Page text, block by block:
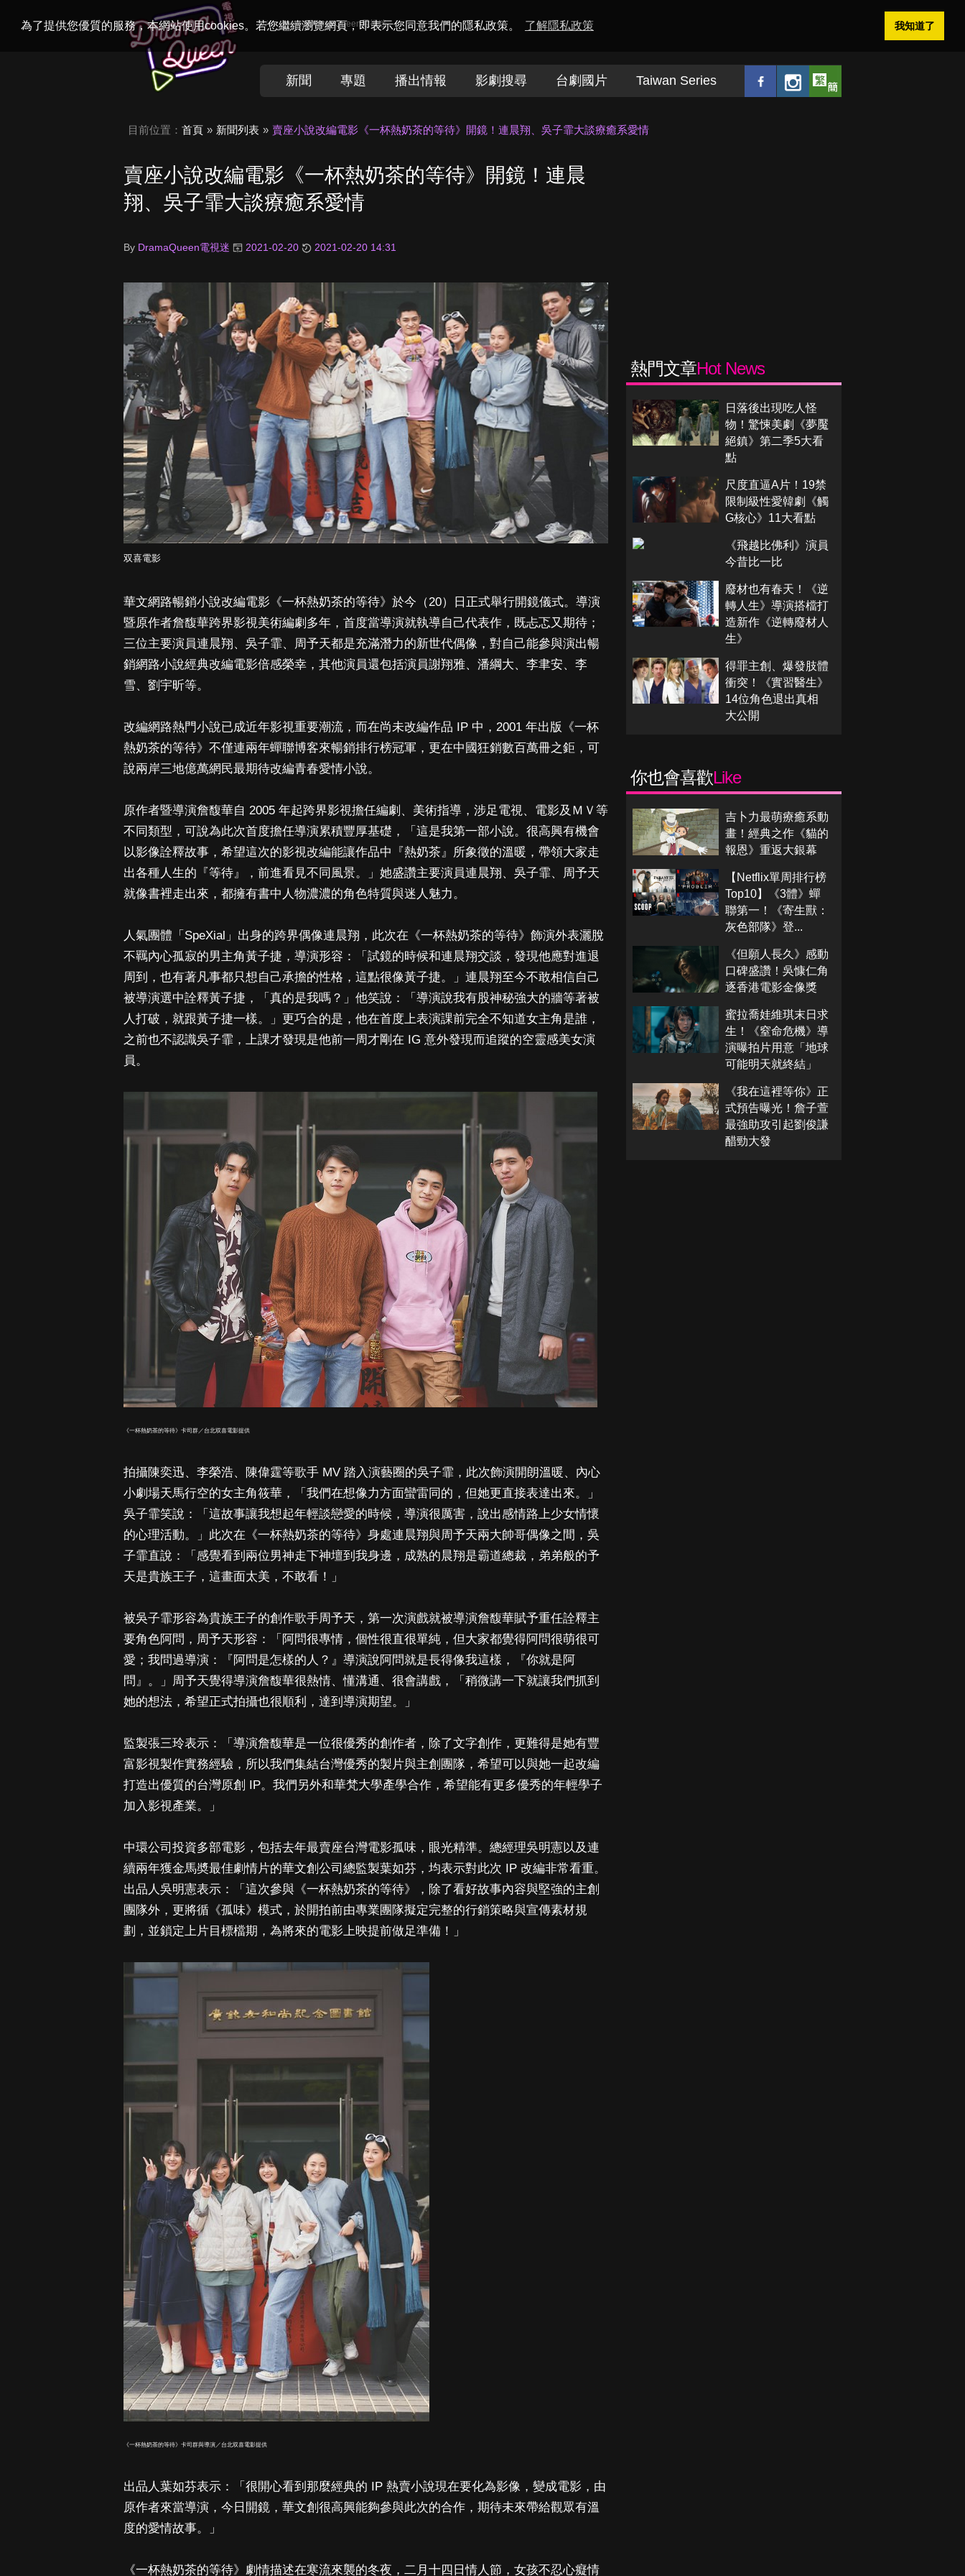
為了提供您優質的服務，本網站使用cookies。若您繼續瀏覽網頁，即表示您同意我們的隱私政策。 了解隱私政策 我知道了
Welcome toDramaQueen電視迷
新聞 專題 播出情報 影劇搜尋 台劇國片 Taiwan Series
目前位置： 首頁 新聞列表 賣座小說改編電影《一杯熱奶茶的等待》開鏡！連晨翔、吳子霏大談療癒系愛情
賣座小說改編電影《一杯熱奶茶的等待》開鏡！連晨
翔、吳子霏大談療癒系愛情
By DramaQueen電視迷 2021-02-20 2021-02-20 14:31
双喜電影
華文網路暢銷小說改編電影《一杯熱奶茶的等待》於今（20）日正式舉行開鏡儀式。導演
暨原作者詹馥華跨界影視美術編劇多年，首度當導演就執導自己代表作，既忐忑又期待；
三位主要演員連晨翔、吳子霏、周予天都是充滿潛力的新世代偶像，對自己能參與演出暢
銷網路小說經典改編電影倍感榮幸，其他演員還包括演員謝翔雅、潘綱大、李聿安、李
雪、劉宇昕等。
改編網路熱門小說已成近年影視重要潮流，而在尚未改編作品 IP 中，2001 年出版《一杯
熱奶茶的等待》不僅連兩年蟬聯博客來暢銷排行榜冠軍，更在中國狂銷數百萬冊之鉅，可
說兩岸三地億萬網民最期待改編青春愛情小說。
原作者暨導演詹馥華自 2005 年起跨界影視擔任編劇、美術指導，涉足電視、電影及ＭＶ等
不同類型，可說為此次首度擔任導演累積豐厚基礎，「這是我第一部小說。很高興有機會
以影像詮釋故事，希望這次的影視改編能讓作品中『熱奶茶』所象徵的溫暖，帶領大家走
出各種人生的『等待』，前進看見不同風景。」她盛讚主要演員連晨翔、吳子霏、周予天
就像書裡走出來，都擁有書中人物濃濃的角色特質與迷人魅力。
人氣團體「SpeXial」出身的跨界偶像連晨翔，此次在《一杯熱奶茶的等待》飾演外表灑脫
不羈內心孤寂的男主角黃子捷，導演形容：「試鏡的時候和連晨翔交談，發現他應對進退
周到，也有著凡事都只想自己承擔的性格，這點很像黃子捷。」連晨翔至今不敢相信自己
被導演選中詮釋黃子捷，「真的是我嗎？」他笑說：「導演說我有股神秘強大的牆等著被
人打破，就跟黃子捷一樣。」更巧合的是，他在首度上表演課前完全不知道女主角是誰，
之前也不認識吳子霏，上課才發現是他前一周才剛在 IG 意外發現而追蹤的空靈感美女演
員。
《一杯熱奶茶的等待》卡司群／台北双喜電影提供
拍攝陳奕迅、李榮浩、陳偉霆等歌手 MV 踏入演藝圈的吳子霏，此次飾演開朗溫暖、內心
小劇場天馬行空的女主角筱華，「我們在想像力方面蠻雷同的，但她更直接表達出來。」
吳子霏笑說：「這故事讓我想起年輕談戀愛的時候，導演很厲害，說出感情路上少女情懷
的心理活動。」此次在《一杯熱奶茶的等待》身處連晨翔與周予天兩大帥哥偶像之間，吳
子霏直說：「感覺看到兩位男神走下神壇到我身邊，成熟的晨翔是霸道總裁，弟弟般的予
天是貴族王子，這畫面太美，不敢看！」
被吳子霏形容為貴族王子的創作歌手周予天，第一次演戲就被導演詹馥華賦予重任詮釋主
要角色阿問，周予天形容：「阿問很專情，個性很直很單純，但大家都覺得阿問很萌很可
愛；我問過導演：『阿問是怎樣的人？』導演說阿問就是長得像我這樣，『你就是阿
問』。」周予天覺得導演詹馥華很熱情、懂溝通、很會講戲，「稍微講一下就讓我們抓到
她的想法，希望正式拍攝也很順利，達到導演期望。」
監製張三玲表示：「導演詹馥華是一位很優秀的創作者，除了文字創作，更難得是她有豐
富影視製作實務經驗，所以我們集結台灣優秀的製片與主創團隊，希望可以與她一起改編
打造出優質的台灣原創 IP。我們另外和華梵大學產學合作，希望能有更多優秀的年輕學子
加入影視產業。」
中環公司投資多部電影，包括去年最賣座台灣電影孤味，眼光精準。總經理吳明憲以及連
續兩年獲金馬奬最佳劇情片的華文創公司總監製葉如芬，均表示對此次 IP 改編非常看重。
出品人吳明憲表示：「這次參與《一杯熱奶茶的等待》，除了看好故事內容與堅強的主創
團隊外，更將循《孤味》模式，於開拍前由專業團隊擬定完整的行銷策略與宣傳素材規
劃，並鎖定上片目標檔期，為將來的電影上映提前做足準備！」
《一杯熱奶茶的等待》卡司群與導演／台北双喜電影提供
出品人葉如芬表示：「很開心看到那麼經典的 IP 熱賣小說現在要化為影像，變成電影，由
原作者來當導演，今日開鏡，華文創很高興能夠參與此次的合作，期待未來帶給觀眾有溫
度的愛情故事。」
《一杯熱奶茶的等待》劇情描述在寒流來襲的冬夜，二月十四日情人節，女孩不忍心癡情
熱門文章Hot News
日落後出現吃人怪
物！驚悚美劇《夢魘
絕鎮》第二季5大看
點
尺度直逼A片！19禁
限制級性愛韓劇《觸
G核心》11大看點
《飛越比佛利》演員
今昔比一比
廢材也有春天！《逆
轉人生》導演搭檔打
造新作《逆轉廢材人
生》
得罪主創、爆發肢體
衝突！《實習醫生》
14位角色退出真相
大公開
你也會喜歡Like
吉卜力最萌療癒系動
畫！經典之作《貓的
報恩》重返大銀幕
【Netflix單周排行榜
Top10】《3體》蟬
聯第一！《寄生獸：
灰色部隊》登...
《但願人長久》感動
口碑盛讚！吳慷仁角
逐香港電影金像獎
蜜拉喬娃維琪末日求
生！《窒命危機》導
演曝拍片用意「地球
可能明天就終結」
《我在這裡等你》正
式預告曝光！詹子萱
最強助攻引起劉俊謙
醋勁大發